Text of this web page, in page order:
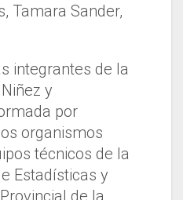
Tamara Sander,
integrantes de la
y
por
organismos
técnicos de la
Estadísticas y
de la